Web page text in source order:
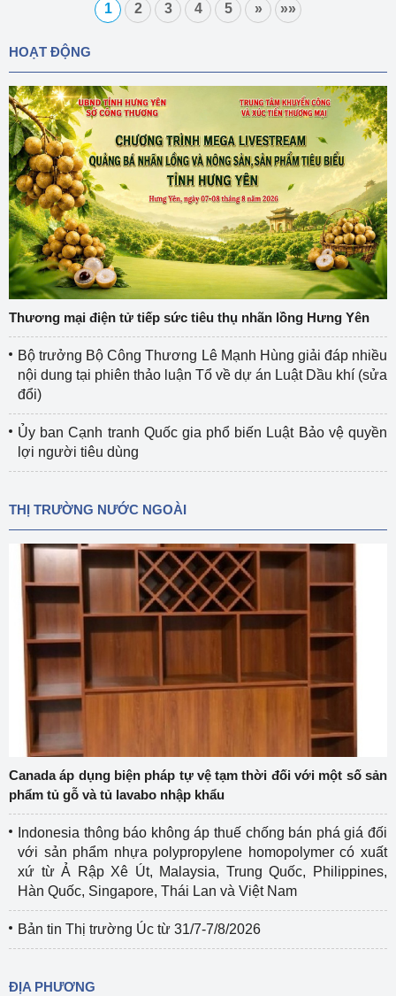
1 2 3 4 5 » »»
HOẠT ĐỘNG
Thương mại điện tử tiếp sức tiêu thụ nhãn lồng Hưng Yên
Bộ trưởng Bộ Công Thương Lê Mạnh Hùng giải đáp nhiều
nội dung tại phiên thảo luận Tổ về dự án Luật Dầu khí (sửa
đổi)
Ủy ban Cạnh tranh Quốc gia phổ biến Luật Bảo vệ quyền
lợi người tiêu dùng
THỊ TRƯỜNG NƯỚC NGOÀI
Canada áp dụng biện pháp tự vệ tạm thời đối với một số sản
phẩm tủ gỗ và tủ lavabo nhập khẩu
Indonesia thông báo không áp thuế chống bán phá giá đối
với sản phẩm nhựa polypropylene homopolymer có xuất
xứ từ Ả Rập Xê Út, Malaysia, Trung Quốc, Philippines,
Hàn Quốc, Singapore, Thái Lan và Việt Nam
Bản tin Thị trường Úc từ 31/7-7/8/2026
ĐỊA PHƯƠNG